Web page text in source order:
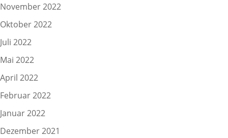
November 2022
Oktober 2022
Juli 2022
Mai 2022
April 2022
Februar 2022
Januar 2022
Dezember 2021